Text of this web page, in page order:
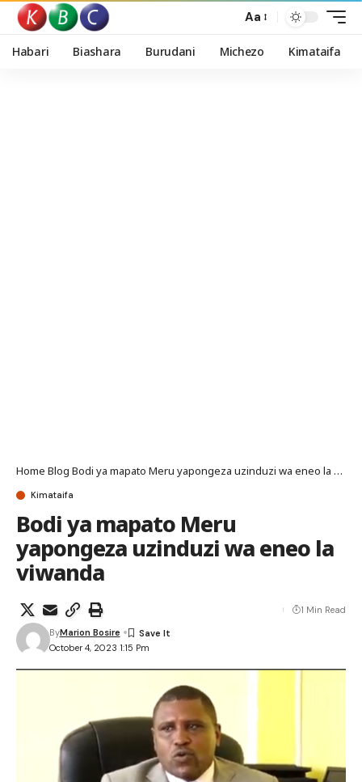
Aa
Habari Biashara Burudani Michezo Kimataifa
Home Blog Bodi ya mapato Meru yapongeza uzinduzi wa eneo la viwanda
Kimataifa
Bodi ya mapato Meru
yapongeza uzinduzi wa eneo la
viwanda
October 4, 2023 1:15 Pm
ByMarion Bosire
1 Min Read